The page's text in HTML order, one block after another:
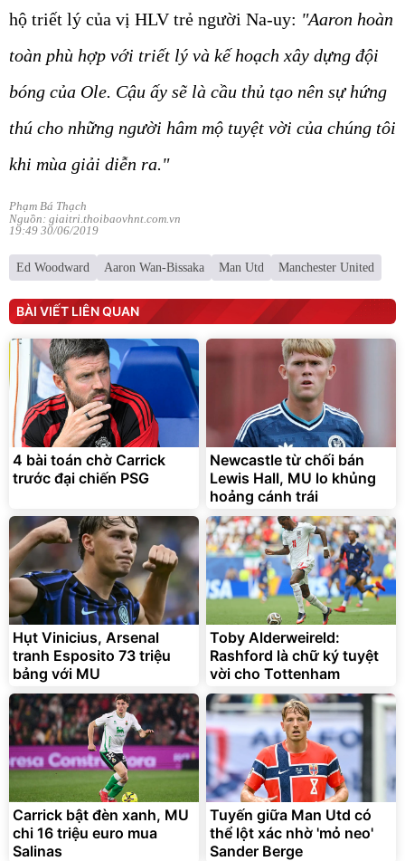
hộ triết lý của vị HLV trẻ người Na-uy: "Aaron hoàn
toàn phù hợp với triết lý và kế hoạch xây dựng đội
bóng của Ole. Cậu ấy sẽ là cầu thủ tạo nên sự hứng
thú cho những người hâm mộ tuyệt vời của chúng tôi
khi mùa giải diễn ra."
Phạm Bá Thạch
Nguồn: giaitri.thoibaovhnt.com.vn
19:49 30/06/2019
Ed Woodward Aaron Wan-Bissaka Man Utd Manchester United
BÀI VIẾT LIÊN QUAN
4 bài toán chờ Carrick
trước đại chiến PSG
Newcastle từ chối bán
Lewis Hall, MU lo khủng
hoảng cánh trái
Hụt Vinicius, Arsenal
tranh Esposito 73 triệu
bảng với MU
Toby Alderweireld:
Rashford là chữ ký tuyệt
vời cho Tottenham
Carrick bật đèn xanh, MU
chi 16 triệu euro mua
Salinas
Tuyến giữa Man Utd có
thể lột xác nhờ 'mỏ neo'
Sander Berge